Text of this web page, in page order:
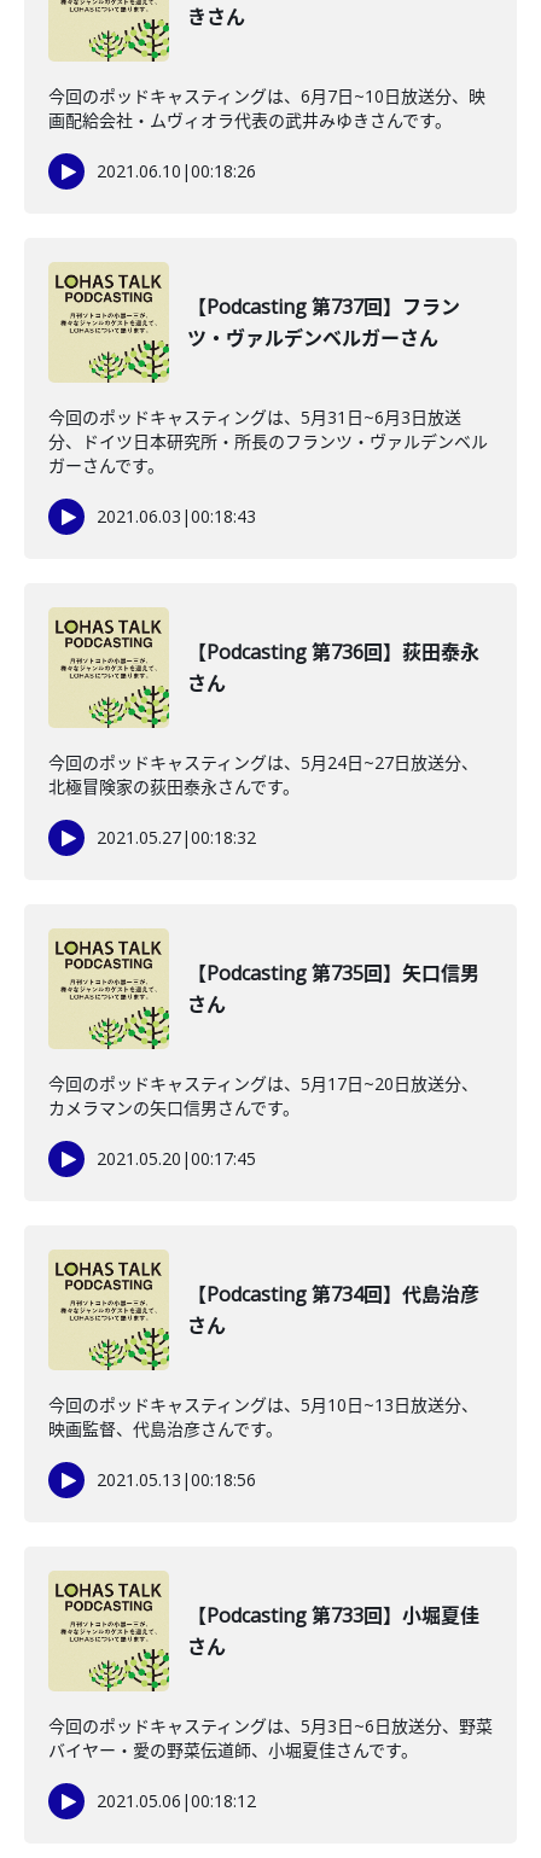
きさん
今回のポッドキャスティングは、6月7日~10日放送分、映
画配給会社・ムヴィオラ代表の武井みゆきさんです。
2021.06.10 |00:18:26
【Podcasting 第737回】フラン
ツ・ヴァルデンベルガーさん
今回のポッドキャスティングは、5月31日~6月3日放送
分、ドイツ日本研究所・所長のフランツ・ヴァルデンベル
ガーさんです。
2021.06.03 |00:18:43
【Podcasting 第736回】荻田泰永
さん
今回のポッドキャスティングは、5月24日~27日放送分、
北極冒険家の荻田泰永さんです。
2021.05.27|00:18:32
【Podcasting 第735回】矢口信男
さん
今回のポッドキャスティングは、5月17日~20日放送分、
カメラマンの矢口信男さんです。
2021.05.20 |00:17:45
【Podcasting 第734回】代島治彦
さん
今回のポッドキャスティングは、5月10日~13日放送分、
映画監督、代島治彦さんです。
2021.05.13 |00:18:56
【Podcasting 第733回】小堀夏佳
さん
今回のポッドキャスティングは、5月3日~6日放送分、野菜
バイヤー・愛の野菜伝道師、小堀夏佳さんです。
2021.05.06 |00:18:12